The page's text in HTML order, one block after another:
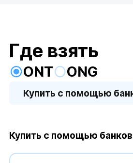
Где взять
ONT ONG
Купить с помощью
Купить с помощью